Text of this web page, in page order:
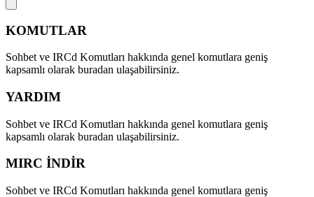
KOMUTLAR
Sohbet ve IRCd Komutları hakkında genel komutlara geniş
kapsamlı olarak buradan ulaşabilirsiniz.
YARDIM
Sohbet ve IRCd Komutları hakkında genel komutlara geniş
kapsamlı olarak buradan ulaşabilirsiniz.
MIRC İNDİR
Sohbet ve IRCd Komutları hakkında genel komutlara geniş